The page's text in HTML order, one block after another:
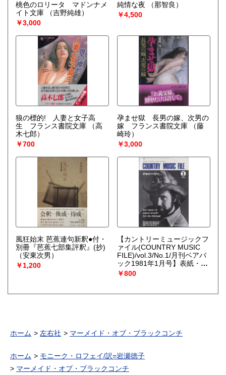
桃色のロリータ マドンナメ
イト文庫
（吉野純雄）
￥3,000
純情な夜
（那智良）
￥4,500
狼の標的! 人妻と女子高
生 フランス書院文庫
（高
木七郎）
￥700
孕ませ獄 長男の嫁、次男の
嫁 フランス書院文庫
（藤
崎玲）
￥3,000
風狂始末 芭蕉連句新釈●付・
別冊『芭蕉七部集評釈』(抄)
（安東次男）
￥1,200
【カントリーミュージックフ
ァイル(COUNTRY MUSIC
FILE)/vol.3/No.1/月刊ベアバ
ック1981年1月号】表紙・カ
バーストーリー=ジョニー・
説」にみる新しいカントリ
￥800
ホーム 左右社 マーメイド・オブ・ブラックコンチ
ホーム
モニーク・ロフェイ/訳=岩瀬徳子
マーメイド・オブ・ブラックコンチ